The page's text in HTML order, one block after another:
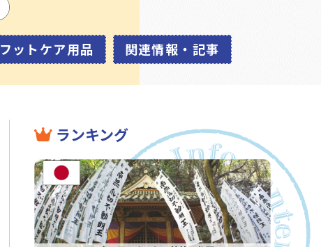
フットケア用品 関連情報・記事
ランキング